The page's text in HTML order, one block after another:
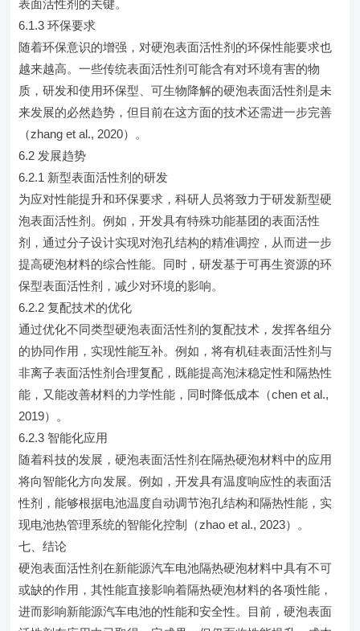
表面活性剂的关键。
6.1.3 环保要求
随着环保意识的增强，对硬泡表面活性剂的环保性能要求也
越来越高。一些传统表面活性剂可能含有对环境有害的物
质，研发和使用环保型、可生物降解的硬泡表面活性剂是未
来发展的必然趋势，但目前在这方面的技术还需进一步完善
（zhang et al., 2020）。
6.2 发展趋势
6.2.1 新型表面活性剂的研发
为应对性能提升和环保要求，科研人员将致力于研发新型硬
泡表面活性剂。例如，开发具有特殊功能基团的表面活性
剂，通过分子设计实现对泡孔结构的精准调控，从而进一步
提高硬泡材料的综合性能。同时，研发基于可再生资源的环
保型表面活性剂，减少对环境的影响。
6.2.2 复配技术的优化
通过优化不同类型硬泡表面活性剂的复配技术，发挥各组分
的协同作用，实现性能互补。例如，将有机硅表面活性剂与
非离子表面活性剂合理复配，既能提高泡沫稳定性和隔热性
能，又能改善材料的力学性能，同时降低成本（chen et al.,
2019）。
6.2.3 智能化应用
随着科技的发展，硬泡表面活性剂在隔热硬泡材料中的应用
将向智能化方向发展。例如，开发具有温度响应性的表面活
性剂，能够根据电池温度自动调节泡孔结构和隔热性能，实
现电池热管理系统的智能化控制（zhao et al., 2023）。
七、结论
硬泡表面活性剂在新能源汽车电池隔热硬泡材料中具有不可
或缺的作用，其性能直接影响着隔热硬泡材料的各项性能，
进而影响新能源汽车电池的性能和安全性。目前，硬泡表面